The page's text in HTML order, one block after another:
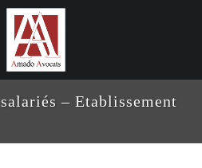
– Etablissement